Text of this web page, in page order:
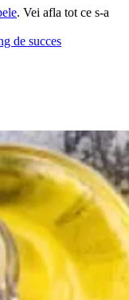
. Vei afla tot ce s-a
de succes